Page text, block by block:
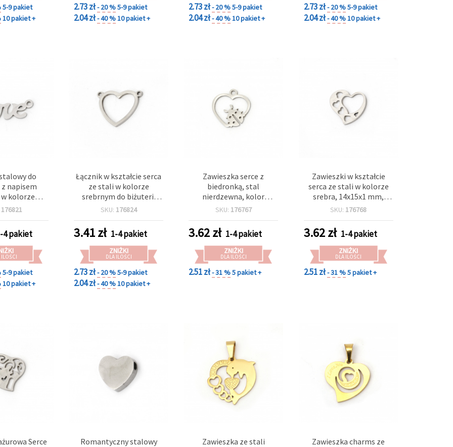
5-9 pakiet
10 pakiet +
2.73 zł- 20 %5-9 pakiet
2.04 zł- 40 %10 pakiet +
2.73 zł- 20 %5-9 pakiet
2.04 zł- 40 %10 pakiet +
2.73 zł- 20 %5-9 pakiet
2.04 zł- 40 %10 pakiet +
do
napisem
w kolorze
21,5×9,5×1
176821
4 pakiet
ILOŚCI
5-9 pakiet
10 pakiet +
Łącznik w kształcie serca
ze stali w kolorze
srebrnym do biżuterii
18x14x1 mm, otwór 1 mm
SKU: 176824
3.41zł 1-4 pakiet
ZNIŻKI
DLA ILOŚCI
2.73 zł- 20 %5-9 pakiet
2.04 zł- 40 %10 pakiet +
Zawieszka serce z
biedronką, stal
nierdzewna, kolor
srebrny, 16x16x1 mm,
SKU: 176767
3.62zł 1-4 pakiet
ZNIŻKI
DLA ILOŚCI
2.51 zł- 31 %5 pakiet +
Zawieszki w kształcie
serca ze stali w kolorze
srebra, 14x15x1 mm,
otwór 2 mm, zestaw 2
biżuterii i dekoracji
SKU: 176768
3.62zł 1-4 pakiet
ZNIŻKI
DLA ILOŚCI
2.51 zł- 31 %5 pakiet +
Serce
Romantyczny stalowy
Zawieszka ze stali
Zawieszka charms ze